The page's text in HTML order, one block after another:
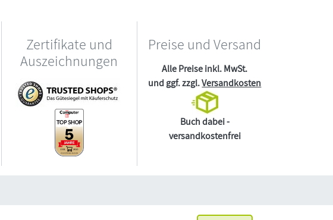
Zertifikate und
Auszeichnungen
Preise und Versand
Alle Preise inkl. MwSt.
und ggf. zzgl.Versandkosten
Buch dabei -
versandkostenfrei